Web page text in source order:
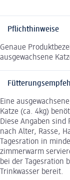
Pflichthinweise
Genaue
ausgewachsene
Eine
Katze (ca. 4kg)
Diese Angaben
nach Alter, Rasse,
Tagesration in
zimmerwarm
bei der Tagesration
Trinkwasser bereit.